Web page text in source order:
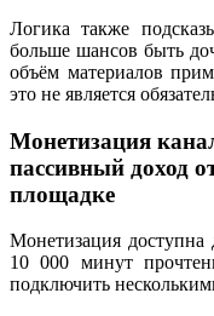
Логика также
больше шансов быть
объём материалов
это не является
Монетизация
пассивный доход
площадке
Монетизация доступна
10 000 минут
подключить